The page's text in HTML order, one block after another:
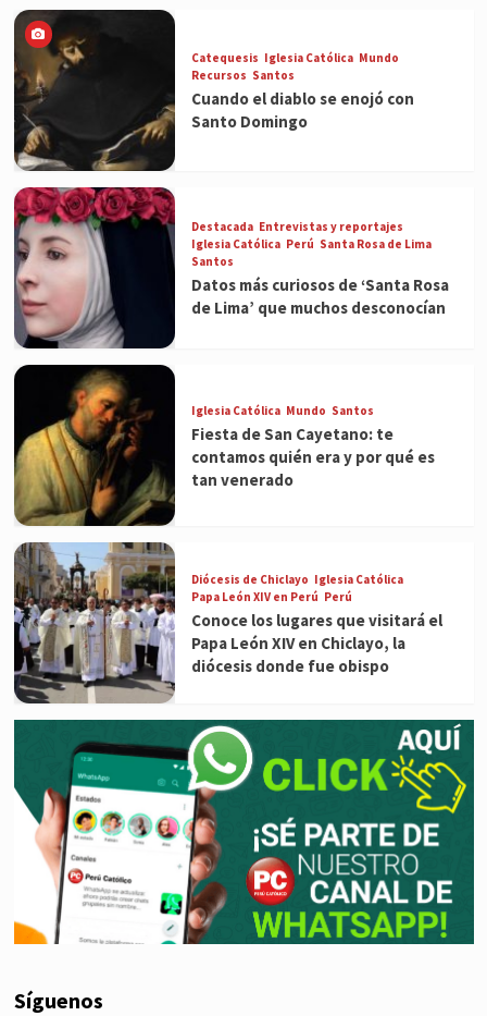
Catequesis Iglesia Católica Mundo
Recursos Santos
Cuando el diablo se enojó con
Santo Domingo
Destacada Entrevistas y reportajes
Iglesia Católica Perú Santa Rosa de Lima
Santos
Datos más curiosos de ‘Santa Rosa
de Lima’ que muchos desconocían
Iglesia Católica Mundo Santos
Fiesta de San Cayetano: te
contamos quién era y por qué es
tan venerado
Diócesis de Chiclayo Iglesia Católica
Papa León XIV en Perú Perú
Conoce los lugares que visitará el
Papa León XIV en Chiclayo, la
diócesis donde fue obispo
Síguenos